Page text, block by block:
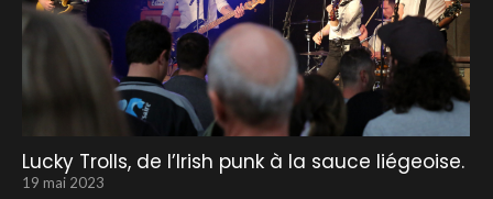
Lucky Trolls, de l’Irish punk à la sauce liégeoise.
19 mai 2023